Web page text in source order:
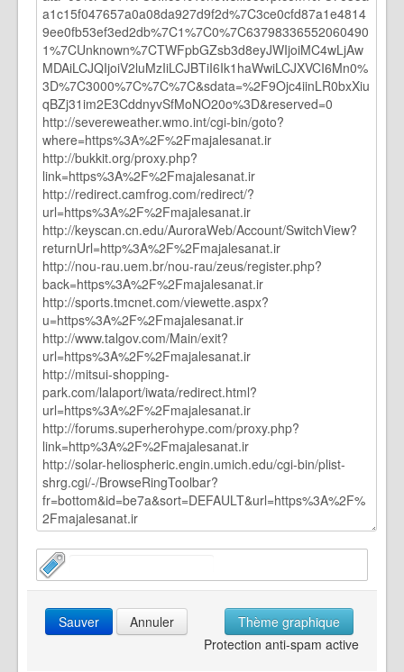
Sauver Annuler
Thème graphique
Protection anti-spam active